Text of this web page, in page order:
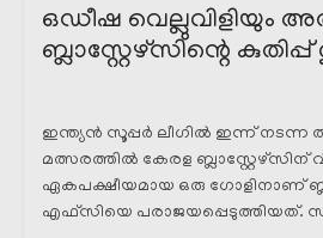
ഒഡീഷ വെല്ലുവിളിയും
ബ്ലാസ്റ്റേഴ്സിന്റെ
ഇന്ത്യൻ സൂപ്പർ ലീഗിൽ ഇന്ന് നടന്ന
മത്സരത്തിൽ കേരള ബ്ലാസ്റ്റേഴ്സിന്
ഏകപക്ഷീയമായ ഒരു ഗോളിനാണ്
എഫ്സിയെ പരാജയപ്പെടുത്തിയത്.